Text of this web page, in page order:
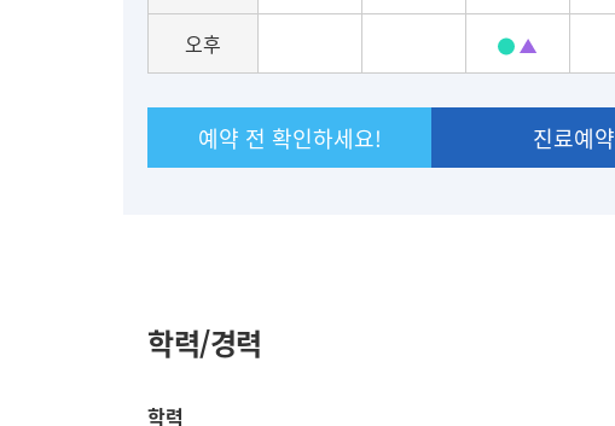
료
정
오후
예약 전 확인하세요! 진료예약
학력/경력
학력